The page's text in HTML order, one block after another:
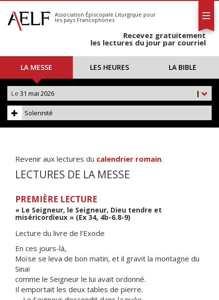
S'abonner
Calendrier
Association Épiscopale Liturgique pour
les pays Francophones
Recevez gratuitement
les lectures du jour par courriel
LA MESSE LES HEURES LA BIBLE
|
Le 31 mai 2026
Solennité
Revenir aux lectures du calendrier romain.
LECTURES DE LA MESSE
PREMIÈRE LECTURE
« Le Seigneur, le Seigneur, Dieu tendre et
miséricordieux » (Ex 34, 4b-6.8-9)
Lecture du livre de l’Exode
En ces jours-là,
Moïse se leva de bon matin, et il gravit la montagne du
Sinaï
comme le Seigneur le lui avait ordonné.
Il emportait les deux tables de pierre.